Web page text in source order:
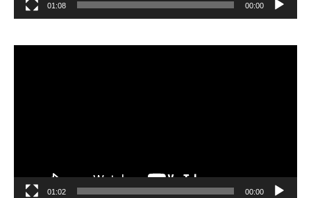
00:00
01:08
00:00
01:02